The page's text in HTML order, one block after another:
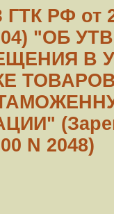
РФ от
"ОБ
В
N 2048)